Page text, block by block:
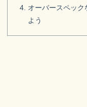
オーバースペッ
よう